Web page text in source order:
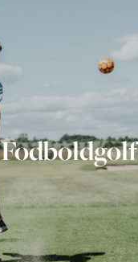
Fodboldgolf